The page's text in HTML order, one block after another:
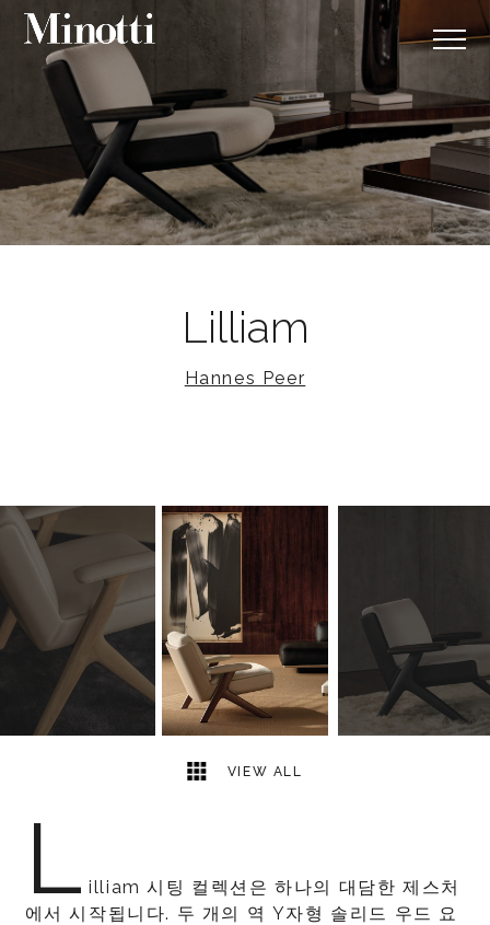
Lilliam
Hannes Peer
VIEW ALL
7
L illiam 시팅 컬렉션은 하나의 대담한 제스처
에서 시작됩니다. 두 개의 역 Y자형 솔리드 우드 요